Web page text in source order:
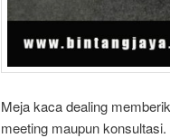
Meja kaca dealing
meeting maupun